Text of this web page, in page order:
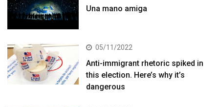
Una mano amiga
05/11/2022
Anti-immigrant rhetoric spiked in
this election. Here’s why it’s
dangerous